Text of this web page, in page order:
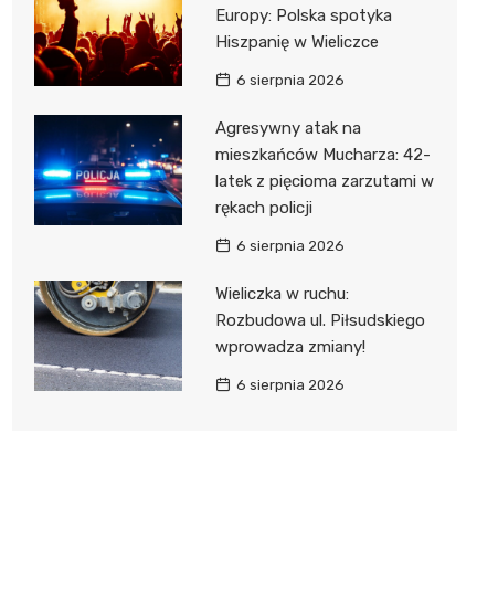
Europy: Polska spotyka
Hiszpanię w Wieliczce
6 sierpnia 2026
Agresywny atak na
mieszkańców Mucharza: 42-
latek z pięcioma zarzutami w
rękach policji
6 sierpnia 2026
Wieliczka w ruchu:
Rozbudowa ul. Piłsudskiego
wprowadza zmiany!
6 sierpnia 2026